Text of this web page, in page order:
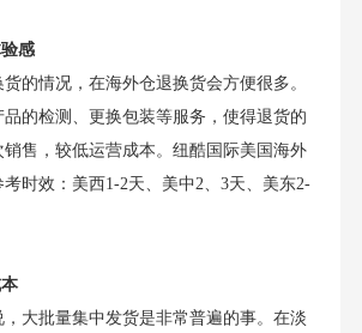
感
的情况，在海外仓退换货会方便很多。
的检测、更换包装等服务，使得退货的
售，较低运营成本。纽酷国际美国海外
时效：美西1-2天、美中2、3天、美东2-
大批量集中发货是非常普遍的事。在淡